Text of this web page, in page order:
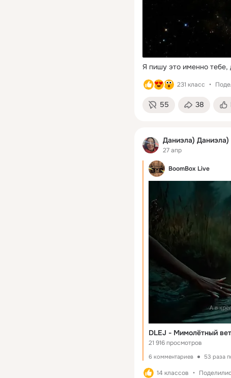
Я пишу это именно тебе,
231 класс
55 38
Даниэла) Даниэла)
27 апр
BoomBox Live
DLEJ - Мимолётный
21 916 просмотров
6 комментариев 53 раза
14 классов